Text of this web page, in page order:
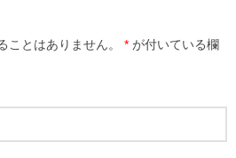
ことはありません。 * が付いている欄